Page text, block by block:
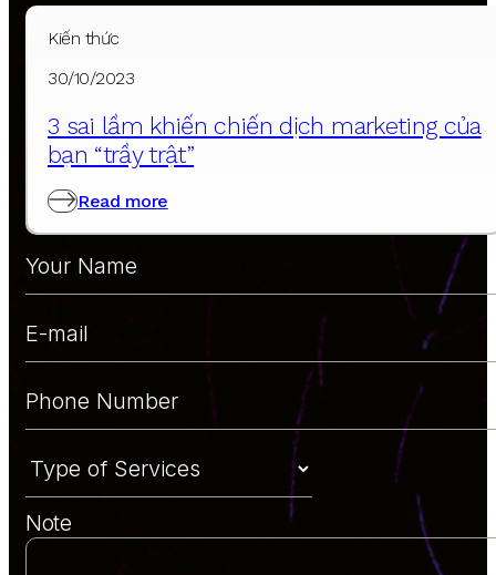
Kiến thức
30/10/2023
3 sai lầm khiến chiến dịch marketing của
bạn “trầy trật”
Read more
Contact Us
We will respond within a few business hours.
If you need urgent assistance,please call
0907772365
Note